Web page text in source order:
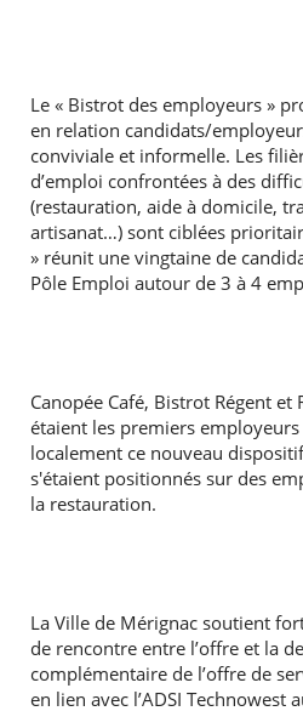
Le « Bistrot des employeurs »
en relation candidats/
conviviale et informelle. Les
d’emploi confrontées à des
(restauration, aide à domicile,
artisanat…) sont ciblées
» réunit une vingtaine de
Pôle Emploi autour de 3 à 4
Canopée Café, Bistrot Régent et
étaient les premiers
localement ce nouveau
s'étaient positionnés sur des
la restauration.
La Ville de Mérignac soutient
de rencontre entre l’offre et la
complémentaire de l’offre de
en lien avec l’ADSI Technowest